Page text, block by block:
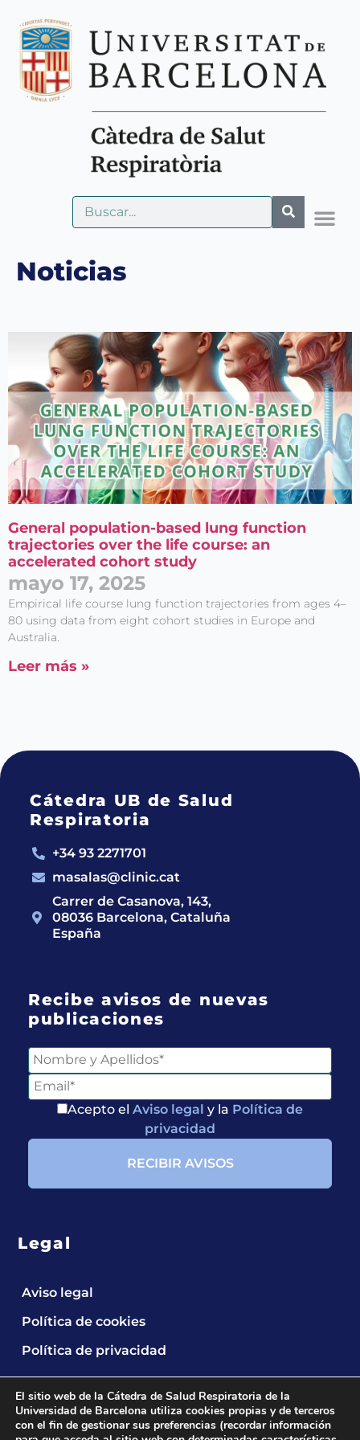
Noticias
General population-based lung function
trajectories over the life course: an
accelerated cohort study
mayo 17, 2025
Empirical life course lung function trajectories from ages 4–
80 using data from eight cohort studies in Europe and
Australia.
Leer más »
Cátedra UB de Salud
Respiratoria
+34 93 2271701
masalas@clinic.cat
Carrer de Casanova, 143,
08036 Barcelona, Cataluña
España
Recibe avisos de nuevas
publicaciones
Acepto el Aviso legal y la Política de
privacidad
Legal
Aviso legal
Política de cookies
Política de privacidad
El sitio web de la Cátedra de Salud Respiratoria de la
Universidad de Barcelona utiliza cookies propias y de terceros
con el fin de gestionar sus preferencias (recordar información